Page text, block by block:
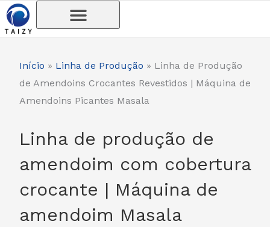
Skip
to
Início » Linha de Produção » Linha de Produção
de Amendoins Crocantes Revestidos | Máquina de
Amendoins Picantes Masala
Linha de produção de
amendoim com cobertura
crocante | Máquina de
amendoim Masala